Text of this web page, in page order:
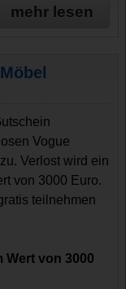
mehr lesen
Vogue
Verlost wird ein
von 3000 Euro.
teilnehmen
Wert von 3000